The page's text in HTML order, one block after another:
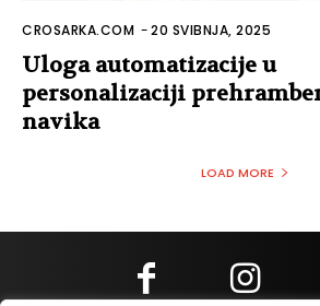
CROSARKA.COM -20 SVIBNJA, 2025
Uloga automatizacije u
personalizaciji
navika
LOAD MORE